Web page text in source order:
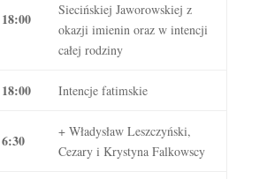
18:00
Siecińskiej Jaworowskiej z
okazji imienin oraz w intencji
całej rodziny
18:00 Intencje fatimskie
6:30
+ Władysław Leszczyński,
Cezary i Krystyna Falkowscy